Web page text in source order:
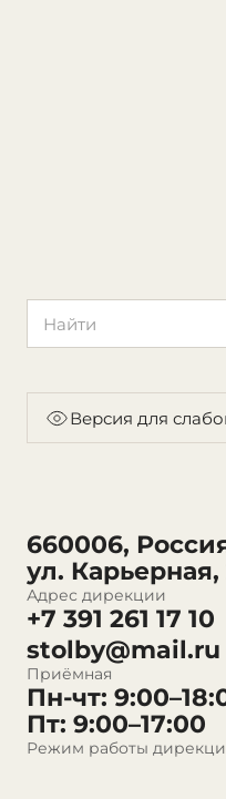
Версия для
660006,
ул. Карьерная,
Адрес дирекции
+7 391 261 17 10
stolby@mail.ru
Приёмная
Пн-чт:
Пт: 9:00–17:00
Режим работы